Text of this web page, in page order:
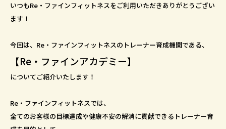
いつもRe・ファインフィットネスをご利用いただきありがとうござい
ます！
今回は、Re・ファインフィットネスのトレーナー育成機関である、
【Re・ファインアカデミー】
についてご紹介いたします！
Re・ファインフィットネスでは、
全てのお客様の目標達成や健康不安の解消に貢献できるトレーナー育